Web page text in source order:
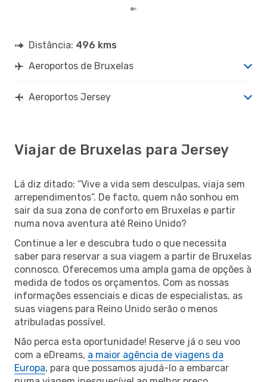
Distância: 496 kms
Aeroportos de Bruxelas
Aeroportos Jersey
Viajar de Bruxelas para Jersey
Lá diz ditado: “Vive a vida sem desculpas, viaja sem
arrependimentos”. De facto, quem não sonhou em
sair da sua zona de conforto em Bruxelas e partir
numa nova aventura até Reino Unido?
Continue a ler e descubra tudo o que necessita
saber para reservar a sua viagem a partir de Bruxelas
connosco. Oferecemos uma ampla gama de opções à
medida de todos os orçamentos. Com as nossas
informações essenciais e dicas de especialistas, as
suas viagens para Reino Unido serão o menos
atribuladas possível.
Não perca esta oportunidade! Reserve já o seu voo
com a eDreams, a maior agência de viagens da
Europa, para que possamos ajudá-lo a embarcar